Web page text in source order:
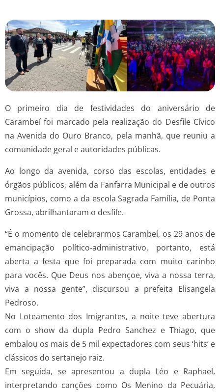
O primeiro dia de festividades do aniversário de
Carambeí foi marcado pela realização do Desfile Cívico
na Avenida do Ouro Branco, pela manhã, que reuniu a
comunidade geral e autoridades públicas.
Ao longo da avenida, corso das escolas, entidades e
órgãos públicos, além da Fanfarra Municipal e de outros
municípios, como a da escola Sagrada Família, de Ponta
Grossa, abrilhantaram o desfile.
“É o momento de celebrarmos Carambeí, os 29 anos de
emancipação político-administrativo, portanto, está
aberta a festa que foi preparada com muito carinho
para vocês. Que Deus nos abençoe, viva a nossa terra,
viva a nossa gente”, discursou a prefeita Elisangela
Pedroso.
No Loteamento dos Imigrantes, a noite teve abertura
com o show da dupla Pedro Sanchez e Thiago, que
embalou os mais de 5 mil expectadores com seus ‘hits’ e
clássicos do sertanejo raiz.
Em seguida, se apresentou a dupla Léo e Raphael,
interpretando canções como Os Menino da Pecuária,